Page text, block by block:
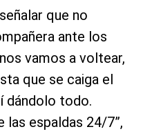
que no
ante los
vamos a voltear,
que se caiga el
dándolo todo.
las espaldas 24/7”,